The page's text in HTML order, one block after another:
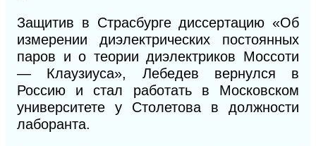
Защитив в Страсбурге диссертацию «Об
измерении диэлектрических постоянных
паров ио теории диэлектриков Моссоти
— Клаузиуса», Лебедев вернулся в
Россию и стал работать в Московском
университете у Столетова в должности
лаборанта.